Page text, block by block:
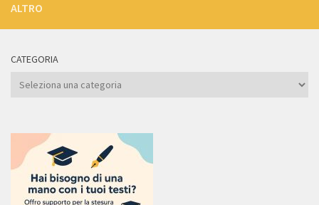
ALTRO
CATEGORIA
Categoria